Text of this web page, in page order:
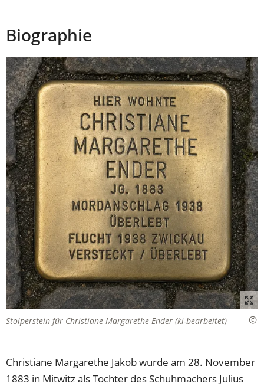
Biographie
Stolperstein für Christiane Margarethe Ender (ki-bearbeitet)
Christiane Margarethe Jakob wurde am 28. November
1883 in Mitwitz als Tochter des Schuhmachers Julius